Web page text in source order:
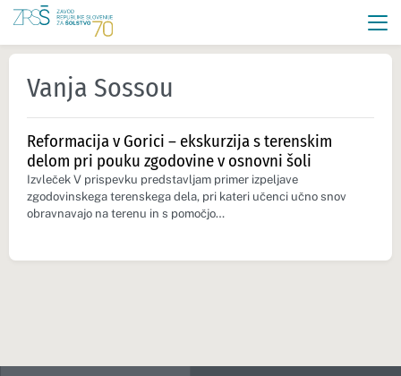
Vanja Sossou
Reformacija v Gorici – ekskurzija s terenskim
delom pri pouku zgodovine v osnovni šoli
Izvleček V prispevku predstavljam primer izpeljave
zgodovinskega terenskega dela, pri kateri učenci učno snov
obravnavajo na terenu in s pomočjo…